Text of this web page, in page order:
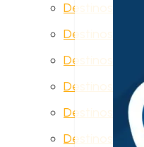
Destinos País
Destinos
Destinos
Destinos
Destinos
Destinos